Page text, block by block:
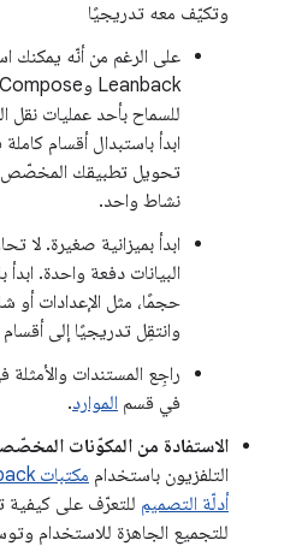
وتكيّف معه تدريجيًا
على الرغم من أنّه يمكنك
للسماح بأحد عمليات نقل
ابدأ باستبدال أقسام
تحويل تطبيقك المخصّص
نشاط واحد.
ابدأ بميزانية صغيرة. لا
البيانات دفعة واحدة. ابدأ
حجمًا، مثل الإعدادات أو
وانتقِل تدريجيًا إلى
راجِع المستندات والأمثلة
في قسم الموارد.
الاستفادة من المكوّنات
التلفزيون باستخدام مكتبات Jetpack
أدلّة التصميم للتعرّف على كيفية
للتجميع الجاهزة للاستخدام